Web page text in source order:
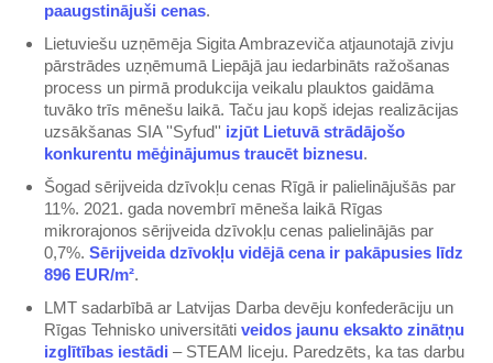
paaugstinājuši cenas.
Lietuviešu uzņēmēja Sigita Ambrazeviča atjaunotajā zivju
pārstrādes uzņēmumā Liepājā jau iedarbināts ražošanas
process un pirmā produkcija veikalu plauktos gaidāma
tuvāko trīs mēnešu laikā. Taču jau kopš idejas realizācijas
uzsākšanas SIA ''Syfud'' izjūt Lietuvā strādājošo
konkurentu mēģinājumus traucēt biznesu.
Šogad sērijveida dzīvokļu cenas Rīgā ir palielinājušās par
11%. 2021. gada novembrī mēneša laikā Rīgas
mikrorajonos sērijveida dzīvokļu cenas palielinājās par
0,7%. Sērijveida dzīvokļu vidējā cena ir pakāpusies līdz
896 EUR/m².
LMT sadarbībā ar Latvijas Darba devēju konfederāciju un
Rīgas Tehnisko universitāti veidos jaunu eksakto zinātņu
izglītības iestādi – STEAM liceju. Paredzēts, ka tas darbu